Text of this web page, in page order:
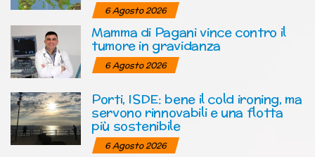
6 Agosto 2026
Mamma di Pagani vince contro il
tumore in gravidanza
6 Agosto 2026
Porti, ISDE: bene il cold ironing, ma
servono rinnovabili e una flotta
più sostenibile
6 Agosto 2026